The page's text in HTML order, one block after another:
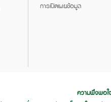
การเปิดเผยข้อมูล
ความพึงพอใ